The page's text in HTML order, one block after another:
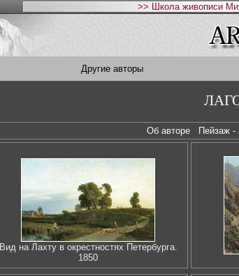
>> Школа живописи
Другие авторы
Об авторе Пейзаж
Вид на Лахту в окрестностях Петербурга.
1850